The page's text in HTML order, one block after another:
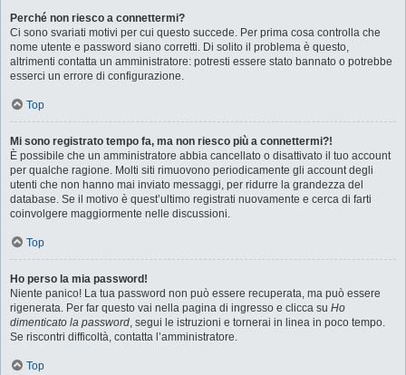
Perché non riesco a connettermi?
Ci sono svariati motivi per cui questo succede. Per prima cosa controlla che
nome utente e password siano corretti. Di solito il problema è questo,
altrimenti contatta un amministratore: potresti essere stato bannato o potrebbe
esserci un errore di configurazione.
Top
Mi sono registrato tempo fa, ma non riesco più a connettermi?!
È possibile che un amministratore abbia cancellato o disattivato il tuo account
per qualche ragione. Molti siti rimuovono periodicamente gli account degli
utenti che non hanno mai inviato messaggi, per ridurre la grandezza del
database. Se il motivo è quest’ultimo registrati nuovamente e cerca di farti
coinvolgere maggiormente nelle discussioni.
Top
Ho perso la mia password!
Niente panico! La tua password non può essere recuperata, ma può essere
rigenerata. Per far questo vai nella pagina di ingresso e clicca su Ho
dimenticato la password, segui le istruzioni e tornerai in linea in poco tempo.
Se riscontri difficoltà, contatta l’amministratore.
Top